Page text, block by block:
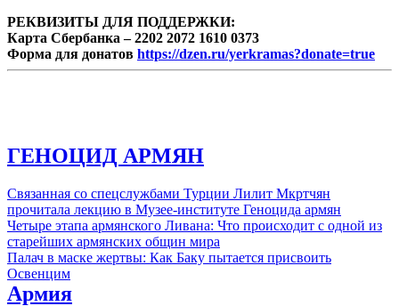
РЕКВИЗИТЫ ДЛЯ ПОДДЕРЖКИ:
Карта Сбербанка – 2202 2072 1610 0373
Форма для донатов https://dzen.ru/yerkramas?donate=true
ГЕНОЦИД АРМЯН
Связанная со спецслужбами Турции Лилит Мкртчян
прочитала лекцию в Музее-институте Геноцида армян
Четыре этапа армянского Ливана: Что происходит с одной из
старейших армянских общин мира
Палач в маске жертвы: Как Баку пытается присвоить
Освенцим
Армия